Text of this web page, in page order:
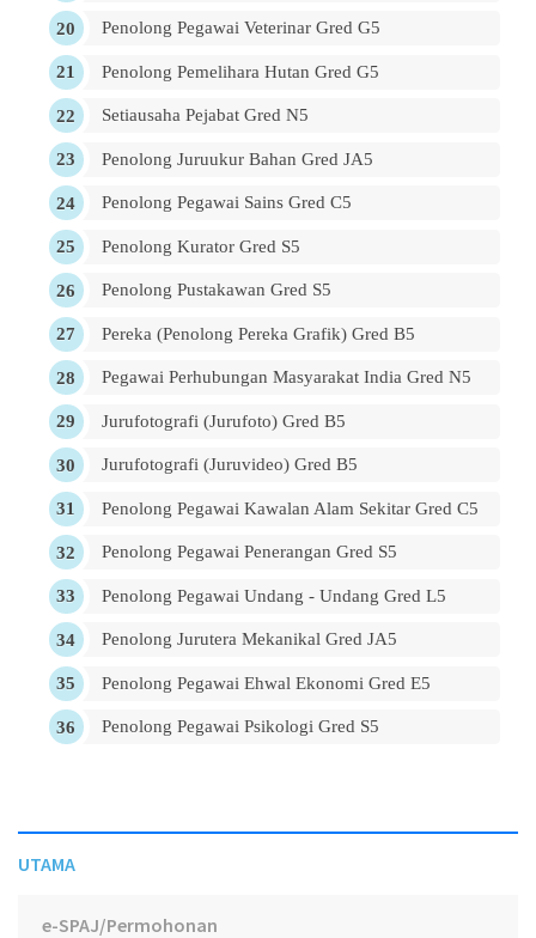
Penolong Pegawai Veterinar Gred G5
Penolong Pemelihara Hutan Gred G5
Setiausaha Pejabat Gred N5
Penolong Juruukur Bahan Gred JA5
Penolong Pegawai Sains Gred C5
Penolong Kurator Gred S5
Penolong Pustakawan Gred S5
Pereka (Penolong Pereka Grafik) Gred B5
Pegawai Perhubungan Masyarakat India Gred N5
Jurufotografi (Jurufoto) Gred B5
Jurufotografi (Juruvideo) Gred B5
Penolong Pegawai Kawalan Alam Sekitar Gred C5
Penolong Pegawai Penerangan Gred S5
Penolong Pegawai Undang - Undang Gred L5
Penolong Jurutera Mekanikal Gred JA5
Penolong Pegawai Ehwal Ekonomi Gred E5
Penolong Pegawai Psikologi Gred S5
UTAMA
e-SPAJ/Permohonan